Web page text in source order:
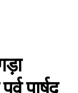
पार्षद